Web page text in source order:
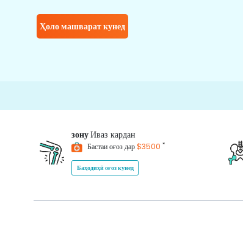
Ҳоло машварат кунед
зонуИваз кардан
Бастаи оғоз дар$3500 *
Баҳодиҳӣ оғоз кунед